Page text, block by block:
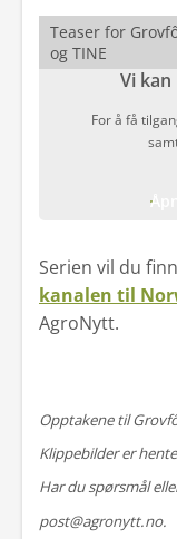
Teaser for
og TINE
Vi
For å få
Serien vil du
kanalen til
AgroNytt.
Opptakene til
Klippebilder er
Har du spørsmål
post@agronytt.no.